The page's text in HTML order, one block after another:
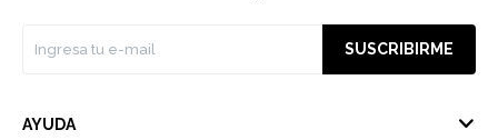
SUSCRIBIRME
AYUDA